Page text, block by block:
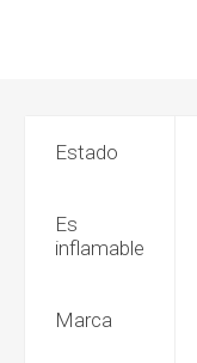
Estado
Es
inflamable
Marca